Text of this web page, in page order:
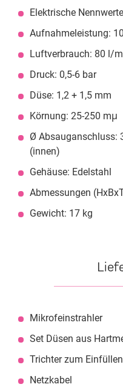
Elektrische
Aufnahmeleistung:
Luftverbrauch: 80 l/
Druck: 0,5-6 bar
Düse: 1,2 + 1,5 mm
Körnung: 25-250 mμ
Ø Absauganschluss:
(innen)
Gehäuse: Edelstahl
Abmessungen
Gewicht: 17 kg
Mikrofeinstrahler
Set Düsen aus
Trichter zum
Netzkabel